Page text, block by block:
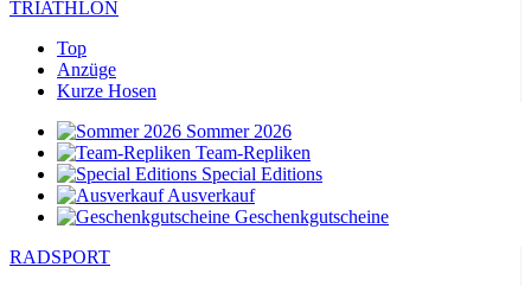
TRIATHLON
Top
Anzüge
Kurze Hosen
Sommer 2026
Team-Repliken
Special Editions
Ausverkauf
Geschenkgutscheine
RADSPORT